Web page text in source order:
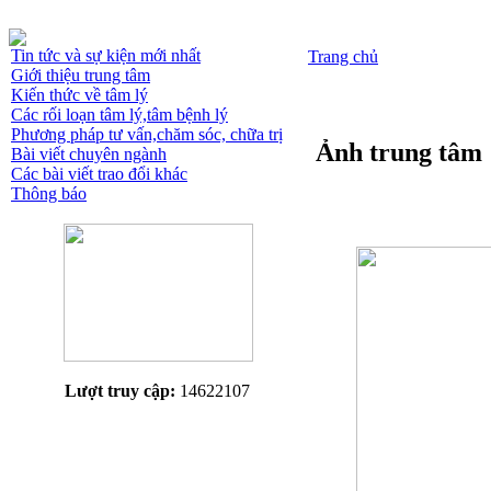
Tin tức và sự kiện mới nhất
Giới thiệu trung tâm
Kiến thức về tâm lý
Các rối loạn tâm lý,tâm bệnh lý
Phương pháp tư vấn,chăm sóc, chữa trị
Bài viết chuyên ngành
Các bài viết trao đổi khác
Thông báo
Lượt truy cập: 14622107
Trang chủ
Ảnh trung tâm